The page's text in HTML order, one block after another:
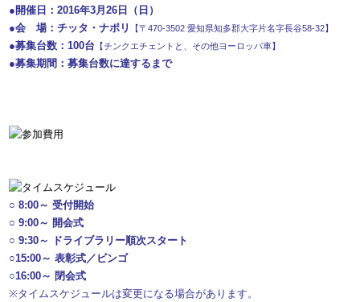
●開催日：2016年3月26日（日）
●会 場：チッタ・ナポリ
【〒470-3502 愛知県知多郡大字片名字長谷58-32】
●募集台数：100台 【チンクエチェントと、その他ヨーロッパ車】
●募集期間：募集台数に達するまで
○ 8:00～ 受付開始
○ 9:00～ 開会式
○ 9:30～ ドライブラリー順次スタート
○15:00～ 表彰式／ビンゴ
○16:00～ 閉会式
※タイムスケジュールは変更になる場合があります。